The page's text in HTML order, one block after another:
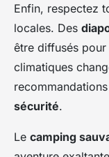
Enfin, respectez
locales. Des
être diffusés
climatiques
sécurité.
Le camping